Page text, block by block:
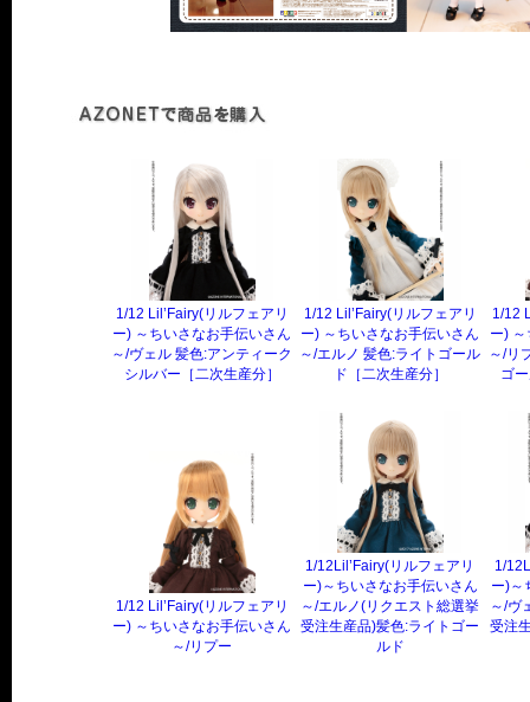
1/12 Lil’Fairy(リルフェアリ
ー) ～ちいさなお手伝いさん
～/ヴェル 髪色:アンティーク
シルバー［二次生産分］
1/12 Lil’Fairy(リルフェアリ
ー) ～ちいさなお手伝いさん
～/エルノ 髪色:ライトゴール
ド［二次生産分］
1/12
ー)
～/リ
ゴ
1/12 Lil’Fairy(リルフェアリ
ー) ～ちいさなお手伝いさん
～/リプー
1/12Lil’Fairy(リルフェアリ
ー)～ちいさなお手伝いさん
～/エルノ(リクエスト総選挙
受注生産品)髪色:ライトゴー
ルド
1/
ー)～
～/ヴ
受注